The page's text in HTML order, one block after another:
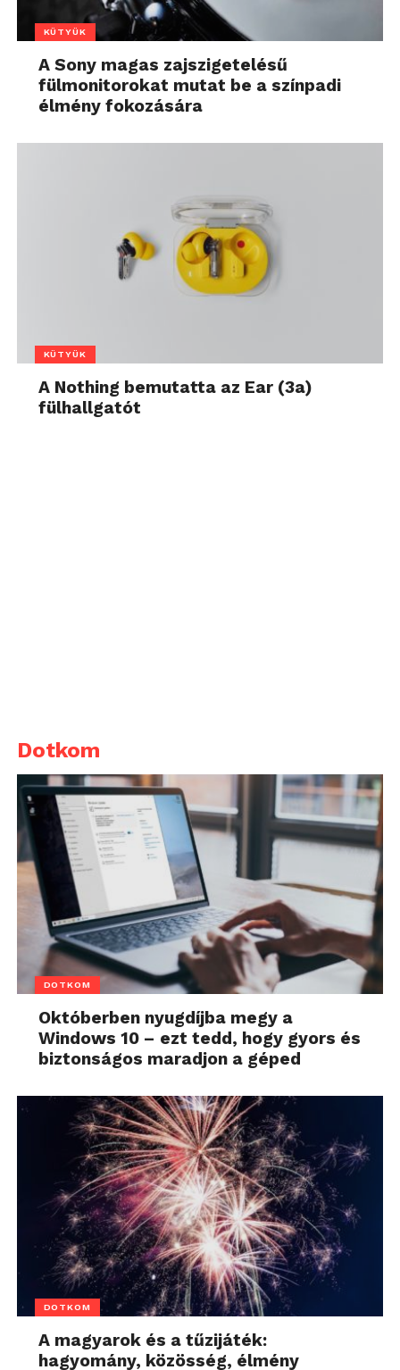
KÜTYÜK
A Sony magas zajszigetelésű
fülmonitorokat mutat be a színpadi
élmény fokozására
KÜTYÜK
A Nothing bemutatta az Ear (3a)
fülhallgatót
Dotkom
DOTKOM
Októberben nyugdíjba megy a
Windows 10 – ezt tedd, hogy gyors és
biztonságos maradjon a géped
DOTKOM
A magyarok és a tűzijáték:
hagyomány, közösség, élmény